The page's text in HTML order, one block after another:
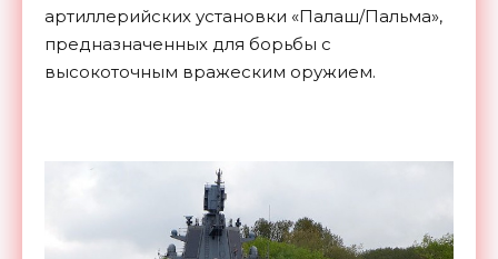
артиллерийских установки «Палаш/Пальма»,
предназначенных для борьбы с
высокоточным вражеским оружием.